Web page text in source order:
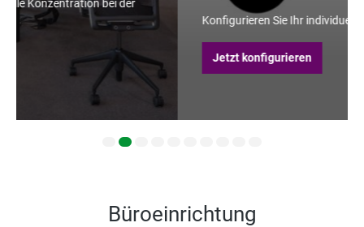
Konfigurieren Sie Ihr individuelles USM Möbel online!
Jetzt konfigurieren
Büroeinrichtung